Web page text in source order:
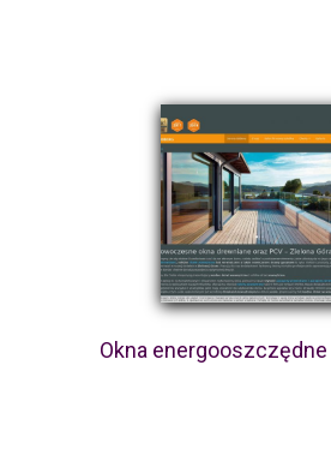
Okna energooszczędne